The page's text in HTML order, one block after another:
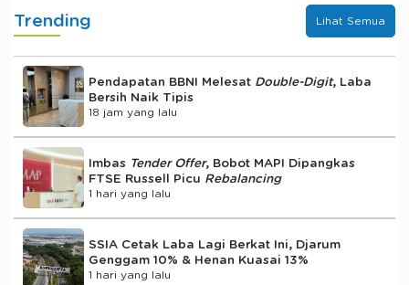
Trending Lihat Semua
Pendapatan BBNI Melesat Double-Digit, Laba
Bersih Naik Tipis
18 jam yang lalu
Imbas Tender Offer, Bobot MAPI Dipangkas
FTSE Russell Picu Rebalancing
1 hari yang lalu
SSIA Cetak Laba Lagi Berkat Ini, Djarum
Genggam 10% & Henan Kuasai 13%
1 hari yang lalu